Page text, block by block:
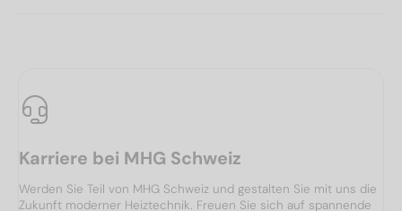
Karriere bei MHG Schweiz
Werden Sie Teil von MHG Schweiz und gestalten Sie mit uns die
Zukunft moderner Heiztechnik. Freuen Sie sich auf spannende